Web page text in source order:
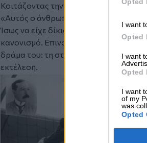
I want
Opted
I want
Opted
I want
of my
was
Opted
Κοιτάζοντας την ταφόπλακα, ο Λίνεκερ
«Αυτός ο άνθρωπος έχει πολλά να
Ίσως να είχε δίκιο. Γιατί ο Γουίλιαμ
κανονισμό. Επινοώντας το πέναλτι,
δράμα του: τη στιγμή όπου η δόξα και
εκτέλεση.